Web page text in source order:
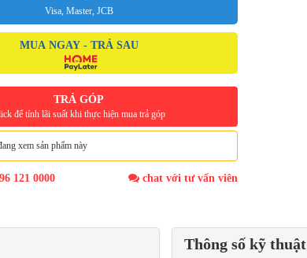
Visa, Master, JCB
MUA NGAY - TRẢ SAU
TRẢ GÓP
để tính lãi suất khi thực hiện mua trả góp
xem sản phẩm này
121 0000 chat với tư vấn viên
Thông số kỹ thuật